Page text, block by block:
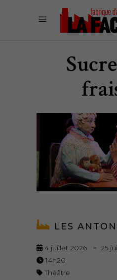
LES
4 juillet 2026 > 25
14h20
Théâtre